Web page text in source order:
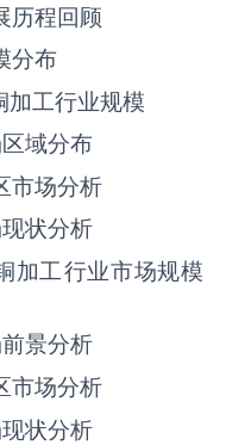
历程回顾
分布
加工‌‌‌‌‌‌‌‌‌‌‌‌‌‌‌‌‌‌‌行业规模
域分布
市场分析
状分析
加工‌‌‌‌‌‌‌‌‌‌‌‌‌‌‌‌‌‌‌行业市场规模
景分析
市场分析
状分析